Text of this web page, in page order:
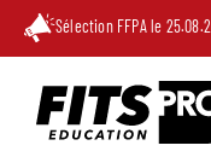
Sélection FFPA le